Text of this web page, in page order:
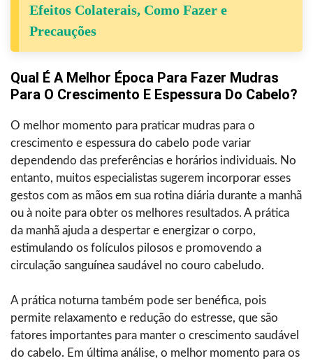
Efeitos Colaterais, Como Fazer e
Precauções
Qual É A Melhor Época Para Fazer Mudras
Para O Crescimento E Espessura Do Cabelo?
O melhor momento para praticar mudras para o
crescimento e espessura do cabelo pode variar
dependendo das preferências e horários individuais. No
entanto, muitos especialistas sugerem incorporar esses
gestos com as mãos em sua rotina diária durante a manhã
ou à noite para obter os melhores resultados. A prática
da manhã ajuda a despertar e energizar o corpo,
estimulando os folículos pilosos e promovendo a
circulação sanguínea saudável no couro cabeludo.
A prática noturna também pode ser benéfica, pois
permite relaxamento e redução do estresse, que são
fatores importantes para manter o crescimento saudável
do cabelo. Em última análise, o melhor momento para os